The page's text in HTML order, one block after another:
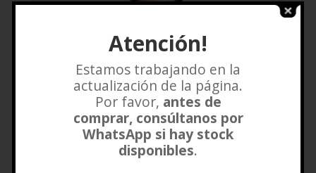
Atención!
Estamos trabajando en la
actualización de la página.
Por favor, antes de
comprar, consúltanos por
WhatsApp si hay stock
disponibles.